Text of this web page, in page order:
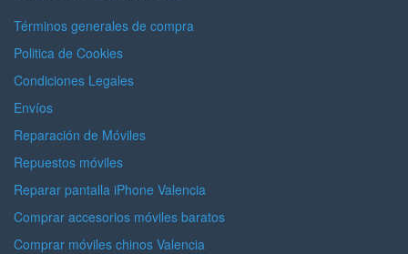
Términos generales de compra
Politica de Cookies
Condiciones Legales
Envíos
Reparación de Móviles
Repuestos móviles
Reparar pantalla iPhone Valencia
Comprar accesorios móviles baratos
Comprar móviles chinos Valencia